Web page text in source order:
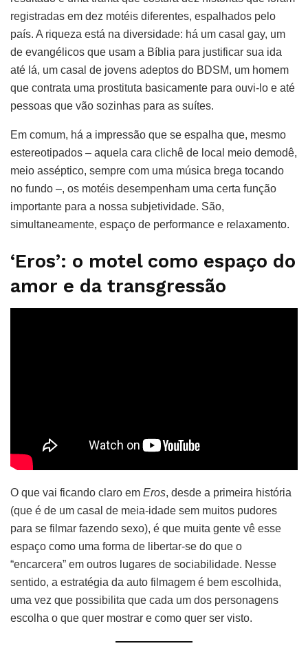
registradas em dez motéis diferentes, espalhados pelo
país. A riqueza está na diversidade: há um casal gay, um
de evangélicos que usam a Bíblia para justificar sua ida
até lá, um casal de jovens adeptos do BDSM, um homem
que contrata uma prostituta basicamente para ouvi-lo e até
pessoas que vão sozinhas para as suítes.
Em comum, há a impressão que se espalha que, mesmo
estereotipados – aquela cara clichê de local meio demodê,
meio asséptico, sempre com uma música brega tocando
no fundo –, os motéis desempenham uma certa função
importante para a nossa subjetividade. São,
simultaneamente, espaço de performance e relaxamento.
‘Eros’: o motel como espaço do
amor e da transgressão
O que vai ficando claro em Eros, desde a primeira história
(que é de um casal de meia-idade sem muitos pudores
para se filmar fazendo sexo), é que muita gente vê esse
espaço como uma forma de libertar-se do que o
“encarcera” em outros lugares de sociabilidade. Nesse
sentido, a estratégia da auto filmagem é bem escolhida,
uma vez que possibilita que cada um dos personagens
escolha o que quer mostrar e como quer ser visto.